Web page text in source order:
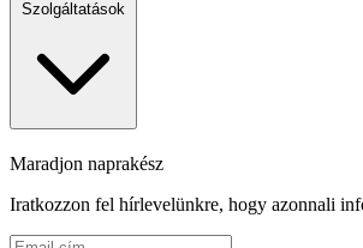
Szolgáltatások
Maradjon naprakész
Iratkozzon fel hírlevelünkre, hogy azonnali